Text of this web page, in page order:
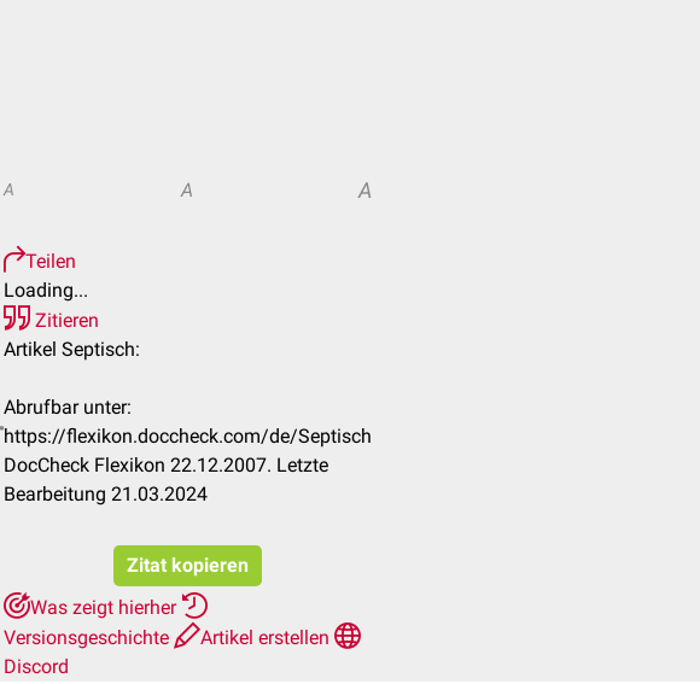
A A A
Teilen
Loading...
Zitieren
Artikel Septisch:
Abrufbar unter:
https://flexikon.doccheck.com/de/Septisch
DocCheck Flexikon 22.12.2007. Letzte
Bearbeitung 21.03.2024
Zitat kopieren
Was zeigt hierher
Versionsgeschichte
Artikel erstellen
Discord